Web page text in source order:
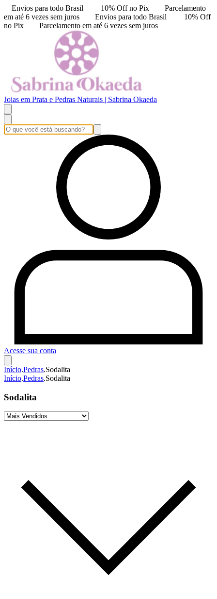
Envios para todo Brasil 10% Off no Pix
Parcelamento
em até 6 vezes sem juros
Envios para todo Brasil
10% Off
no Pix
Parcelamento em até 6 vezes sem juros
Joias em Prata e Pedras Naturais | Sabrina Okaeda
Acesse sua conta
Início.Pedras.Sodalita
Início.Pedras.Sodalita
Sodalita